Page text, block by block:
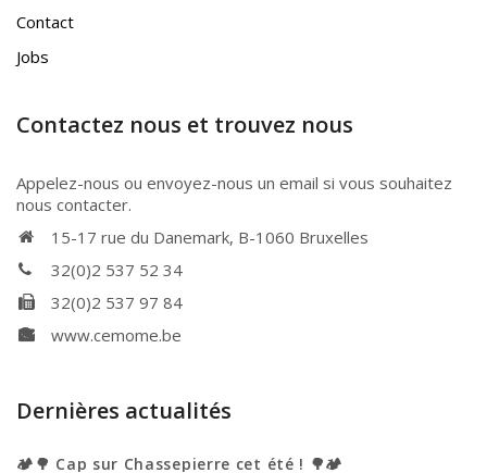
Contact
Jobs
Contactez nous et trouvez nous
Appelez-nous ou envoyez-nous un email si vous souhaitez
nous contacter.
15-17 rue du Danemark, B-1060 Bruxelles
32(0)2 537 52 34
32(0)2 537 97 84
www.cemome.be
Dernières actualités
🏕️🌳 Cap sur Chassepierre cet été ! 🌳🏕️